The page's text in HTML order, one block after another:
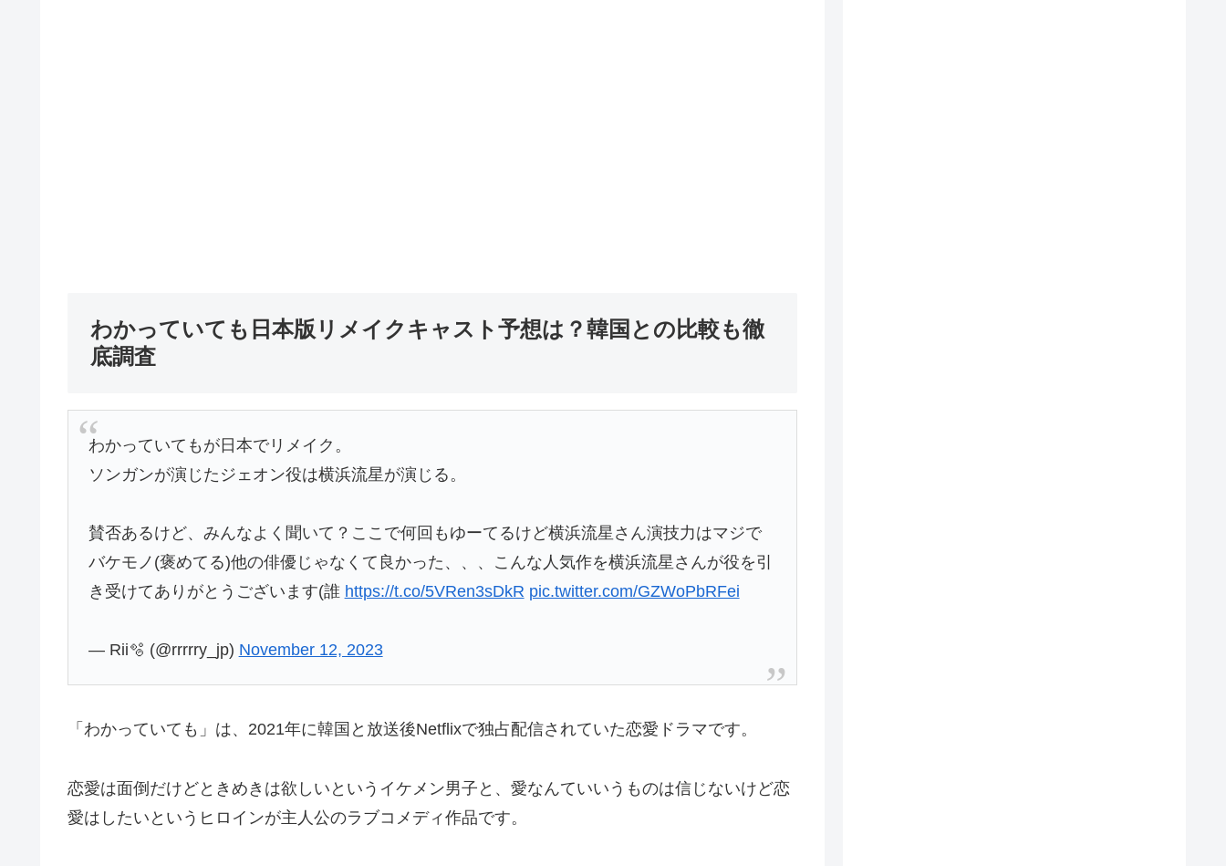
わかっていても日本版リメイクキャスト予想は？韓国との比較も徹
底調査
わかっていてもが日本でリメイク。
ソンガンが演じたジェオン役は横浜流星が演じる。
賛否あるけど、みんなよく聞いて？ここで何回もゆーてるけど横浜流星さん演技力はマジで
バケモノ(褒めてる)他の俳優じゃなくて良かった、、、こんな人気作を横浜流星さんが役を引
き受けてありがとうございます(誰 https://t.co/5VRen3sDkR pic.twitter.com/GZWoPbRFei
— Rii🫧 (@rrrrry_jp) November 12, 2023
「わかっていても」は、2021年に韓国と放送後Netflixで独占配信されていた恋愛ドラマです。
恋愛は面倒だけどときめきは欲しいというイケメン男子と、愛なんていいうものは信じないけど恋
愛はしたいというヒロインが主人公のラブコメディ作品です。